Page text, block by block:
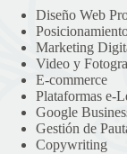
Diseño Web
Marketing
Video y
E-commerce
Plataformas e-
Google
Gestión de
Copywriting